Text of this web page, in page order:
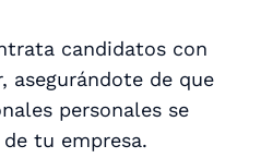
candidatos con
asegurándote de que
personales se
tu empresa.